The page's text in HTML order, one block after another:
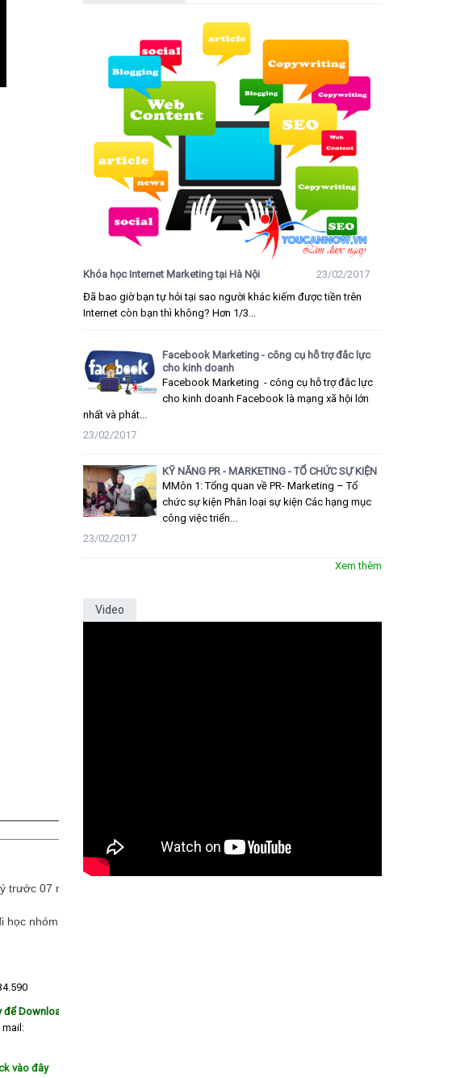
trước 07 ngày
nhóm 3 người
Download
mail:
vào đây
Khóa học Internet Marketing tại Hà Nội
23/02/2017
Đã bao giờ bạn tự hỏi tại sao người khác kiếm được tiền trên
Internet còn bạn thì không? Hơn 1/3...
Facebook Marketing - công cụ hỗ trợ đắc lực
cho kinh doanh
Facebook Marketing - công cụ hỗ trợ đắc lực
cho kinh doanh Facebook là mạng xã hội lớn
nhất và phát...
23/02/2017
KỸ NĂNG PR - MARKETING - TỔ CHỨC SỰ KIỆN
MMôn 1: Tổng quan về PR- Marketing – Tổ
chức sự kiện Phân loại sự kiện Các hạng mục
công việc triển...
23/02/2017
Xem thêm
Video